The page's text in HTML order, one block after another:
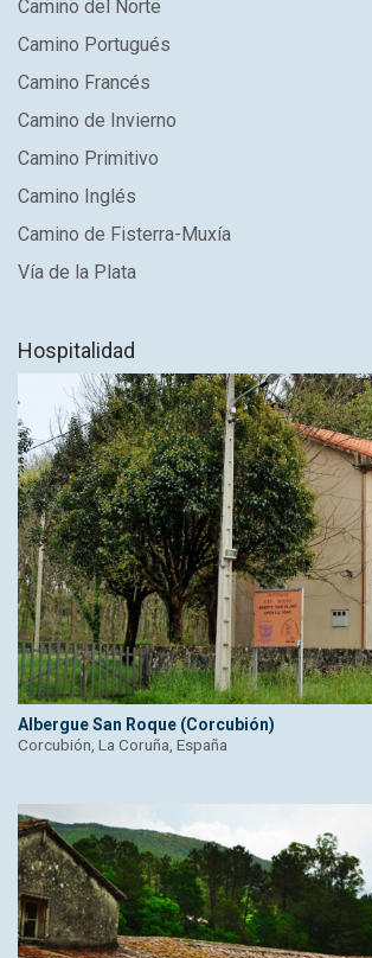
Camino del Norte
Camino Portugués
Camino Francés
Camino de Invierno
Camino Primitivo
Camino Inglés
Camino de Fisterra-Muxía
Vía de la Plata
Hospitalidad
Albergue San Roque (Corcubión)
Corcubión, La Coruña, España